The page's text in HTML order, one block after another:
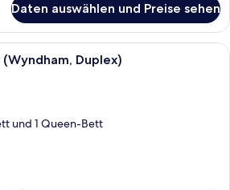
Daten auswählen und Preise sehen
Ein modernes Hotelzimmer mit
Duplex)
und 1 Queen-Bett